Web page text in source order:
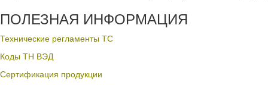
ПОЛЕЗНАЯ ИНФОРМАЦИЯ
Технические регламенты ТС
Коды ТН ВЭД
Сертификация продукции